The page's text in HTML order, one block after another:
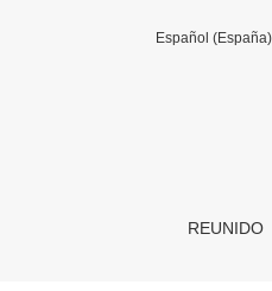
Entre la
REUNIDO
Cambiar el
Español (España)